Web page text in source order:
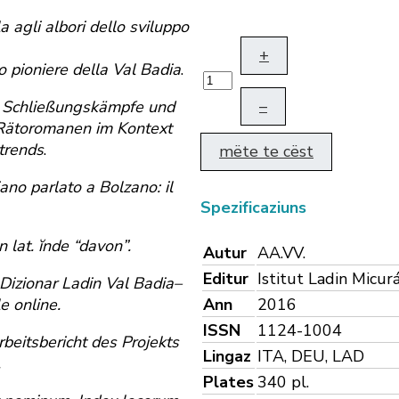
agli albori dello sviluppo
pioniere della Val Badia.
Schließungskämpfe und
im Kontext
.
parlato a Bolzano: il
ĭnde “davon”.
Ladin Val Badia–
online.
des Projekts
+
–
mëte te cëst
Spezificaziuns
Autur AA.VV.
Editur Istitut Ladin
Ann
2016
ISSN
1124-1004
Lingaz ITA, DEU, LAD
Plates 340 pl.